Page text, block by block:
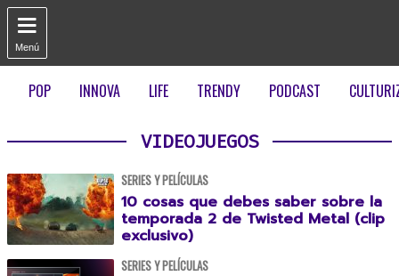

Menú
POP INNOVA LIFE TRENDY PODCAST
VIDEOJUEGOS
SERIES Y PELÍCULAS
10 cosas que debes saber sobre la
temporada 2 de Twisted Metal (clip
exclusivo)
SERIES Y PELÍCULAS